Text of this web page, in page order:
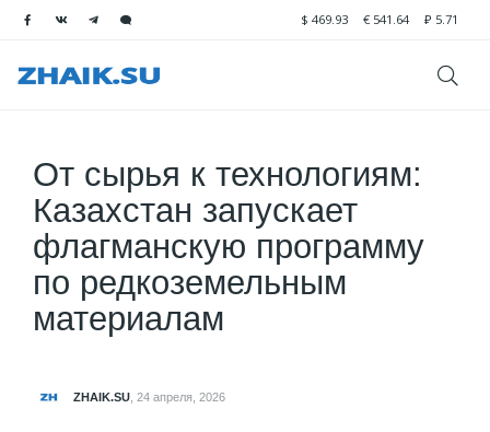
$ 469.93 € 541.64 ₽ 5.71
От сырья к технологиям:
Казахстан запускает
флагманскую программу
по редкоземельным
материалам
ZHAIK.SU 24 апреля, 2026